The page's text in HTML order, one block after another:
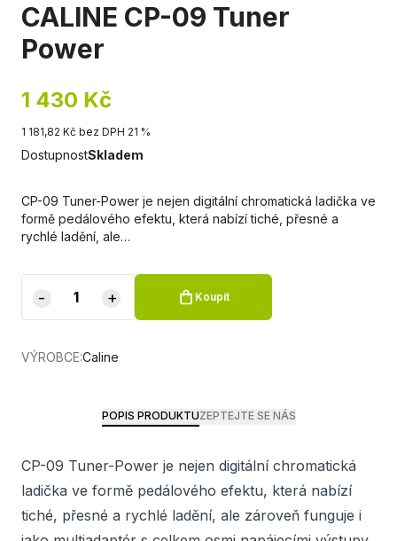
CALINE CP-09 Tuner
Power
1 430 Kč
1 181,82 Kč bez DPH 21 %
DostupnostSkladem
CP-09 Tuner-Power je nejen digitální chromatická ladička ve
formě pedálového efektu, která nabízí tiché, přesné a
rychlé ladění, ale…
- + Koupit
VÝROBCE:Caline
POPIS PRODUKTUZEPTEJTE SE NÁS
CP-09 Tuner-Power je nejen digitální chromatická
ladička ve formě pedálového efektu, která nabízí
tiché, přesné a rychlé ladění, ale zároveň funguje i